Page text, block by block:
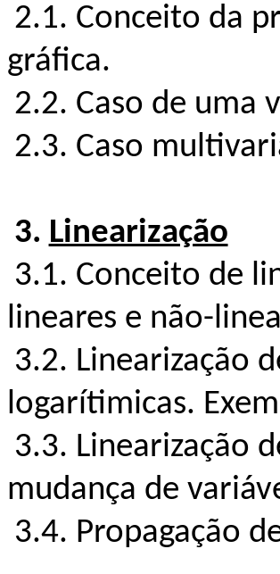
2.1. Conceito da
gráfica.
2.2. Caso de uma
2.3. Caso
3. Linearização
3.1. Conceito de
lineares e não-
3.2. Linearização
logarítimicas.
3.3. Linearização
mudança de
3.4. Propagação